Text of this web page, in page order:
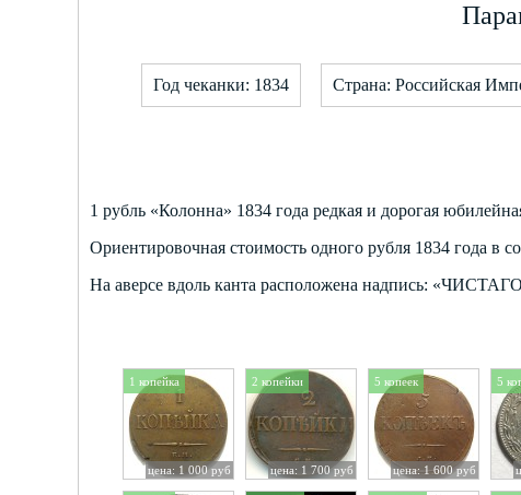
Год чеканки: 1834 Страна: Российская
1 рубль «Колонна» 1834 года редкая и дорогая
Ориентировочная стоимость одного рубля 1834 года в
На аверсе вдоль канта расположена надпись:
1 копейка
цена: 1 000 руб
2 копейки
цена: 1 700 руб
5 копеек
цена: 1 600 руб
5